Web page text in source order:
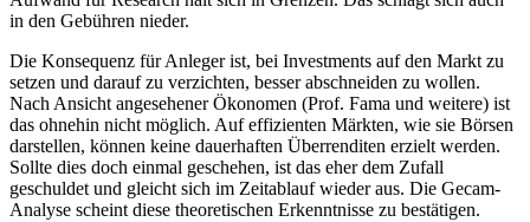
in den Gebühren nieder.
Die Konsequenz für Anleger ist, bei Investments auf den Markt zu
setzen und darauf zu verzichten, besser abschneiden zu wollen.
Nach Ansicht angesehener Ökonomen (Prof. Fama und weitere) ist
das ohnehin nicht möglich. Auf effizienten Märkten, wie sie Börsen
darstellen, können keine dauerhaften Überrenditen erzielt werden.
Sollte dies doch einmal geschehen, ist das eher dem Zufall
geschuldet und gleicht sich im Zeitablauf wieder aus. Die Gecam-
Analyse scheint diese theoretischen Erkenntnisse zu bestätigen.